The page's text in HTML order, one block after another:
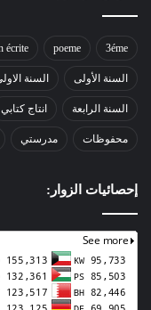
3éme
poeme
écrite
السنة الأولى السنة
السنة الرابعة انتاج كتابي
محفوظات مدرستي
إحصائيات الزوار: